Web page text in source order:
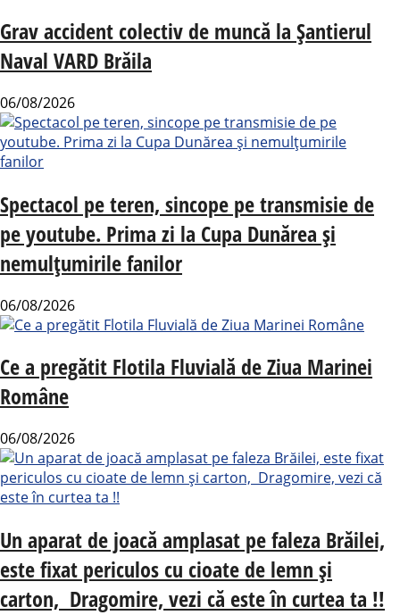
Grav accident colectiv de muncă la Șantierul
Naval VARD Brăila
06/08/2026
Spectacol pe teren, sincope pe transmisie de
pe youtube. Prima zi la Cupa Dunărea și
nemulțumirile fanilor
06/08/2026
Ce a pregătit Flotila Fluvială de Ziua Marinei
Române
06/08/2026
Un aparat de joacă amplasat pe faleza Brăilei,
este fixat periculos cu cioate de lemn și
carton, Dragomire, vezi că este în curtea ta !!